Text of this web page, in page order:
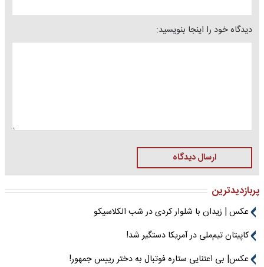
دیدگاه خود را اینجا بنویسید:
ارسال دیدگاه
پربازدیدترین
عکس | زیدان با شلوار کردی در شب الکلاسیکو
کاپیتان تیم‌ملی در آمریکا دستگیر شد!
عکس| بی اعتنایی ستاره فوتبال به دختر رییس جمهور!